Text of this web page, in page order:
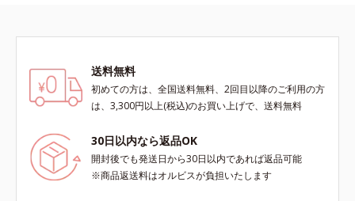
送料無料
初めての方は、全国送料無料、2回目以降のご利用の方
は、3,300円以上(税込)のお買い上げで、送料無料
30日以内なら返品OK
開封後でも発送日から30日以内であれば返品可能
※商品返送料はオルビスが負担いたします